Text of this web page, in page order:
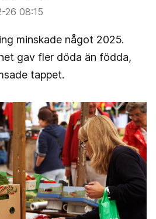
26 08:15
minskade något 2025.
gav fler döda än födda,
tappet.